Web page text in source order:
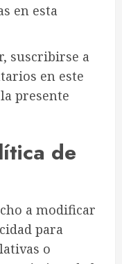
en esta
suscribirse a
en este
presente
de
a modificar
para
o